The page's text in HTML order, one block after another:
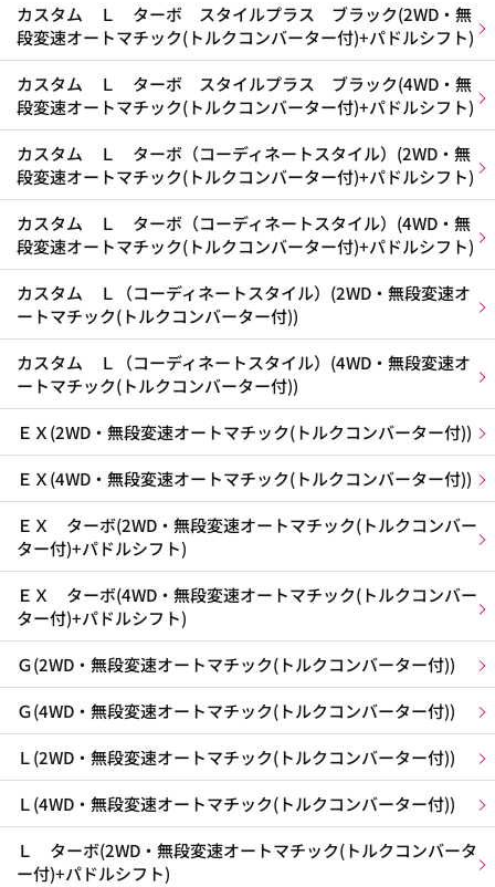
カスタム Ｌ ターボ スタイルプラス ブラック(2WD・無
段変速オートマチック(トルクコンバーター付)+パドルシフト)
カスタム Ｌ ターボ スタイルプラス ブラック(4WD・無
段変速オートマチック(トルクコンバーター付)+パドルシフト)
カスタム Ｌ ターボ（コーディネートスタイル）(2WD・無
段変速オートマチック(トルクコンバーター付)+パドルシフト)
カスタム Ｌ ターボ（コーディネートスタイル）(4WD・無
段変速オートマチック(トルクコンバーター付)+パドルシフト)
カスタム Ｌ（コーディネートスタイル）(2WD・無段変速オ
ートマチック(トルクコンバーター付))
カスタム Ｌ（コーディネートスタイル）(4WD・無段変速オ
ートマチック(トルクコンバーター付))
ＥＸ(2WD・無段変速オートマチック(トルクコンバーター付))
ＥＸ(4WD・無段変速オートマチック(トルクコンバーター付))
ＥＸ ターボ(2WD・無段変速オートマチック(トルクコンバー
ター付)+パドルシフト)
ＥＸ ターボ(4WD・無段変速オートマチック(トルクコンバー
ター付)+パドルシフト)
Ｇ(2WD・無段変速オートマチック(トルクコンバーター付))
Ｇ(4WD・無段変速オートマチック(トルクコンバーター付))
Ｌ(2WD・無段変速オートマチック(トルクコンバーター付))
Ｌ(4WD・無段変速オートマチック(トルクコンバーター付))
Ｌ ターボ(2WD・無段変速オートマチック(トルクコンバータ
ー付)+パドルシフト)